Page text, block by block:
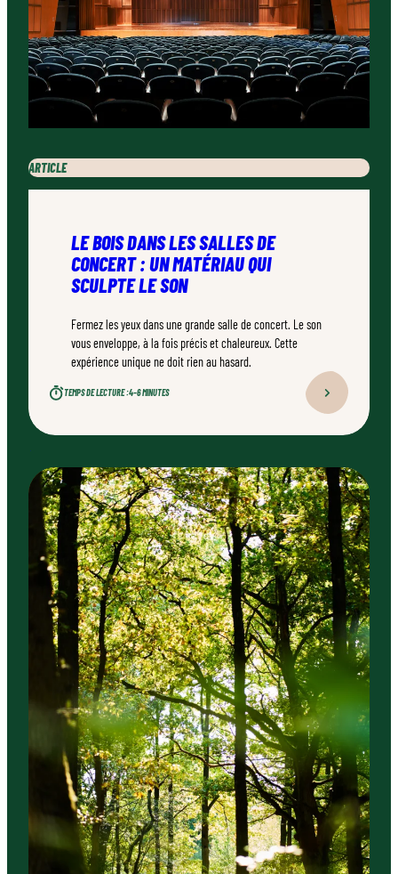
ARTICLE
LE BOIS DANS LES SALLES DE
CONCERT : UN MATÉRIAU QUI
SCULPTE LE SON
Fermez les yeux dans une grande salle de concert. Le son
vous enveloppe, à la fois précis et chaleureux. Cette
expérience unique ne doit rien au hasard.
TEMPS DE LECTURE :4–6 MINUTES